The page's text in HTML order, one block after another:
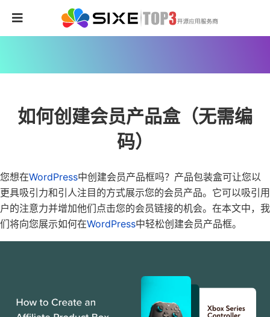
如何创建会员产品盒（无需编
码）
您想在WordPress中创建会员产品框吗？产品包装盒可让您以
更具吸引力和引人注目的方式展示您的会员产品。它可以吸引用
户的注意力并增加他们点击您的会员链接的机会。在本文中，我
们将向您展示如何在WordPress中轻松创建会员产品框。